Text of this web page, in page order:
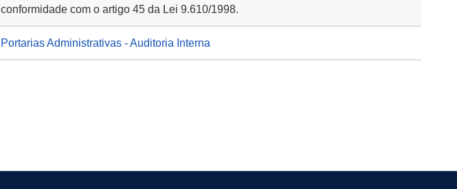
conformidade com o artigo 45 da Lei 9.610/1998.
Portarias Administrativas - Auditoria Interna